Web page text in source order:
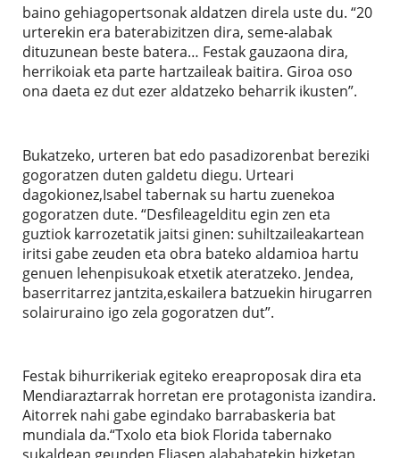
baino gehiagopertsonak aldatzen direla uste du. “20
urterekin era baterabizitzen dira, seme-alabak
dituzunean beste batera… Festak gauzaona dira,
herrikoiak eta parte hartzaileak baitira. Giroa oso
ona daeta ez dut ezer aldatzeko beharrik ikusten”.
Bukatzeko, urteren bat edo pasadizorenbat bereziki
gogoratzen duten galdetu diegu. Urteari
dagokionez,Isabel tabernak su hartu zuenekoa
gogoratzen dute. “Desfileagelditu egin zen eta
guztiok karrozetatik jaitsi ginen: suhiltzaileakartean
iritsi gabe zeuden eta obra bateko aldamioa hartu
genuen lehenpisukoak etxetik ateratzeko. Jendea,
baserritarrez jantzita,eskailera batzuekin hirugarren
solairuraino igo zela gogoratzen dut”.
Festak bihurrikeriak egiteko ereaproposak dira eta
Mendiaraztarrak horretan ere protagonista izandira.
Aitorrek nahi gabe egindako barrabaskeria bat
mundiala da.“Txolo eta biok Florida tabernako